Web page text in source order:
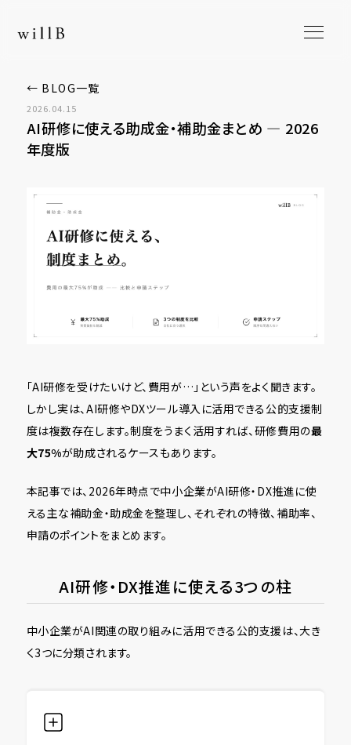
← BLOG一覧
2026.04.15
AI研修に使える助成金・補助金まとめ ― 2026
年度版
「AI研修を受けたいけど、費用が…」という声をよく聞きます。
しかし実は、AI研修やDXツール導入に活用できる公的支援制
度は複数存在します。制度をうまく活用すれば、研修費用の最
大75%が助成されるケースもあります。
本記事では、2026年時点で中小企業がAI研修・DX推進に使
える主な補助金・助成金を整理し、それぞれの特徴、補助率、
申請のポイントをまとめます。
AI研修・DX推進に使える3つの柱
中小企業がAI関連の取り組みに活用できる公的支援は、大き
く3つに分類されます。